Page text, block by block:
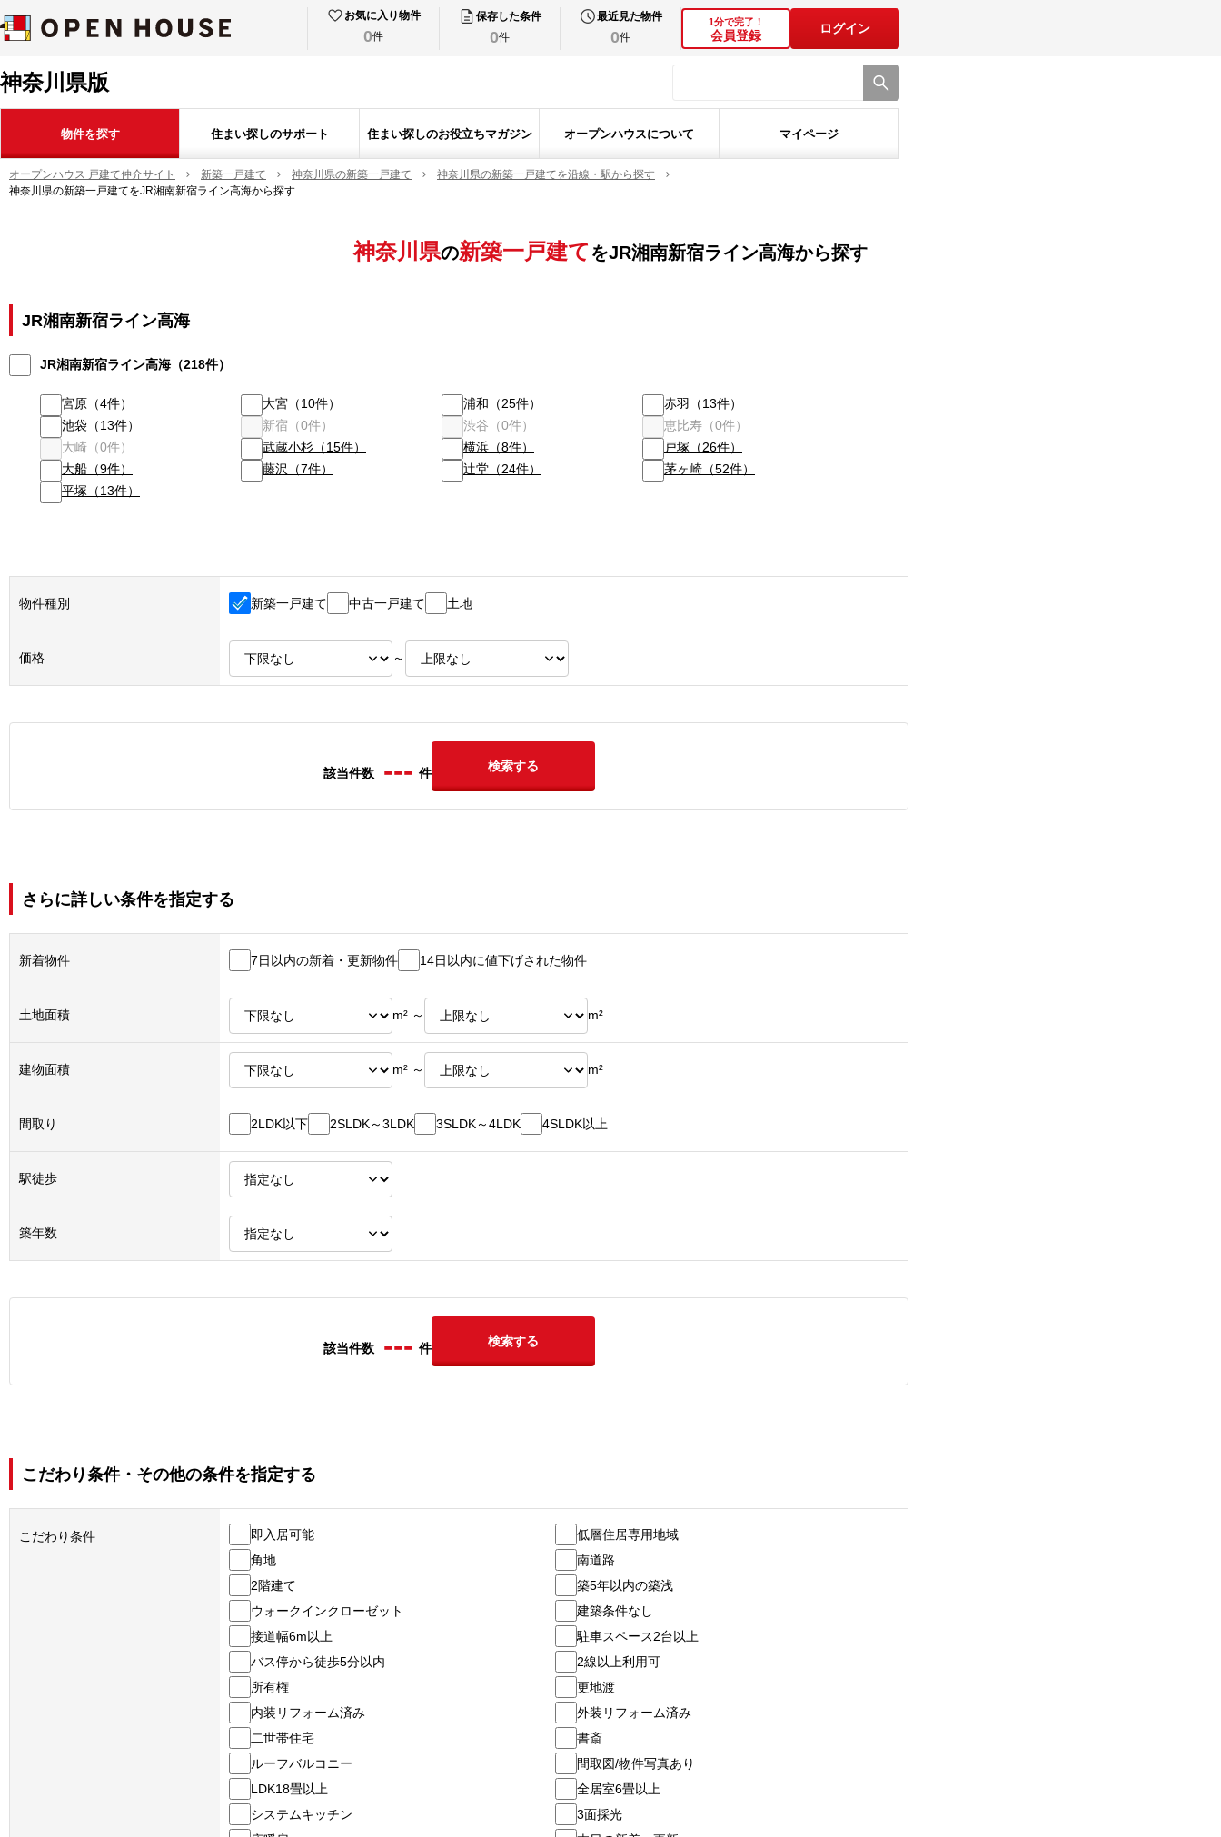
お気に入り物件
0件
保存した条件
0件
最近見た物件
0件
1分で完了！
会員登録
ログイン
神奈川県版
物件を探す 住まい探しのサポート 住まい探しのお役立ちマガジン オープンハウスについて マイページ
オープンハウス 戸建て仲介サイト 新築一戸建て 神奈川県の新築一戸建て
神奈川県の新築一戸建てを沿線・駅から探す
神奈川県の新築一戸建てをJR湘南新宿ライン高海から探す
神奈川県の新築一戸建て をJR湘南新宿ライン高海から探す
JR湘南新宿ライン高海
JR湘南新宿ライン高海 （218件）
宮原 （4件） 大宮 （10件） 浦和 （25件） 赤羽 （13件）
池袋 （13件） 新宿 （0件） 渋谷 （0件） 恵比寿 （0件）
大崎 （0件） 武蔵小杉 （15件） 横浜 （8件） 戸塚 （26件）
大船 （9件） 藤沢 （7件） 辻堂 （24件） 茅ヶ崎 （52件）
平塚 （13件）
物件種別 新築一戸建て 中古一戸建て 土地
価格 ～
該当件数 --- 件 検索する
さらに詳しい条件を指定する
新着物件 7日以内の新着・更新物件 14日以内に値下げされた物件
土地面積 m² ～ m²
建物面積 m² ～ m²
間取り 2LDK以下 2SLDK～3LDK 3SLDK～4LDK 4SLDK以上
駅徒歩
築年数
該当件数 --- 件 検索する
こだわり条件・その他の条件を指定する
こだわり条件 即入居可能
低層住居専用地域
角地
南道路
2階建て
築5年以内の築浅
ウォークインクローゼット
建築条件なし
接道幅6m以上
駐車スペース2台以上
バス停から徒歩5分以内
2線以上利用可
所有権
更地渡
内装リフォーム済み
外装リフォーム済み
二世帯住宅
書斎
ルーフバルコニー
間取図/物件写真あり
LDK18畳以上
全居室6畳以上
システムキッチン
3面採光